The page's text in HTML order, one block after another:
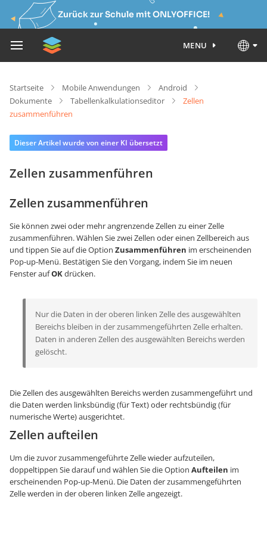
Zurück zur Schule mit ONLYOFFICE!
MENU
Startseite Mobile Anwendungen
Android
Dokumente
Tabellenkalkulationseditor
Zellen
zusammenführen
Dieser Artikel wurde von einer KI übersetzt
Zellen zusammenführen
Zellen zusammenführen
Sie können zwei oder mehr angrenzende Zellen zu einer Zelle
zusammenführen. Wählen Sie zwei Zellen oder einen Zellbereich aus
und tippen Sie auf die Option Zusammenführen im erscheinenden
Pop-up-Menü. Bestätigen Sie den Vorgang, indem Sie im neuen
Fenster aufOKdrücken.
Nur die Daten in der oberen linken Zelle des ausgewählten
Bereichs bleiben in der zusammengeführten Zelle erhalten.
Daten in anderen Zellen des ausgewählten Bereichs werden
gelöscht.
Die Zellen des ausgewählten Bereichs werden zusammengeführt und
die Daten werden linksbündig (für Text) oder rechtsbündig (für
numerische Werte) ausgerichtet.
Zellen aufteilen
Um die zuvor zusammengeführte Zelle wieder aufzuteilen,
doppeltippen Sie darauf und wählen Sie die Option Aufteilen im
erscheinenden Pop-up-Menü. Die Daten der zusammengeführten
Zelle werden in der oberen linken Zelle angezeigt.